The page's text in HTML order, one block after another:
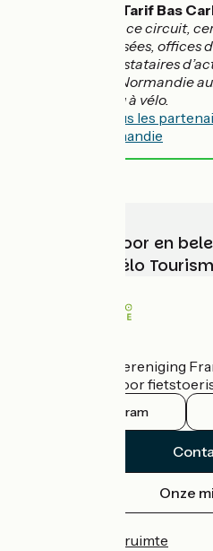
Le Tarif Bas
Sur ce circuit,
musées, offices
prestataires
Bas-Carbone Normandie
train, en car ou à vélo.
Découvrez tous les
carbone Normandie
Kies, bereid voor en
met France Vélo
De nationale vereniging
officiële gids voor
Instagram
Onze
Professionele ruimte